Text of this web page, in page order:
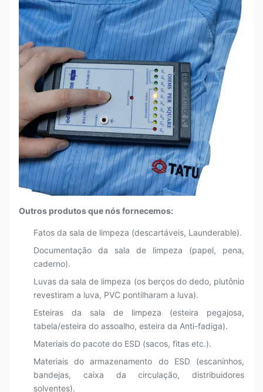
Outros produtos que nós fornecemos:
Fatos da sala de limpeza (descartáveis, Launderable).
Documentação da sala de limpeza (papel, pena,
caderno).
Luvas da sala de limpeza (os berços do dedo, plutônio
revestiram a luva, PVC pontilharam a luva).
Esteiras da sala de limpeza (esteira pegajosa,
tabela/esteira do assoalho, esteira da Anti-fadiga).
Materiais do pacote do ESD (sacos, fitas etc.).
Materiais do armazenamento do ESD (escaninhos,
bandejas, caixa da circulação, distribuidores
solventes).